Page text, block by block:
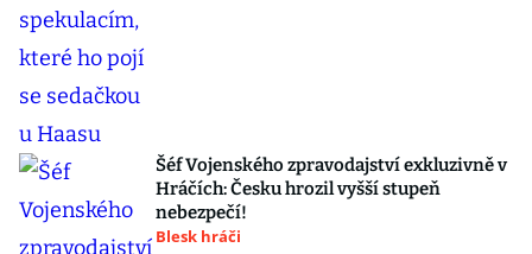
Šéf Vojenského zpravodajství exkluzivně v
Hráčích: Česku hrozil vyšší stupeň
nebezpečí!
Blesk hráči